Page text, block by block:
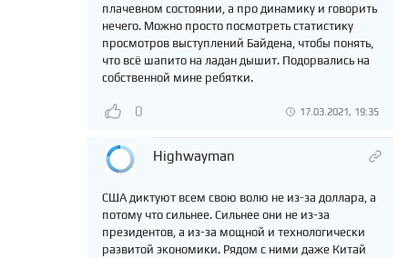
плачевном состоянии, а про динамику и говорить
нечего. Можно просто посмотреть статистику
просмотров выступлений Байдена, чтобы понять,
что всё шапито на ладан дышит. Подорвались на
собственной мине ребятки.
0 17.03.2021, 19:35
Highwayman
США диктуют всем свою волю не из-за доллара, а
потому что сильнее. Сильнее они не из-за
президентов, а из-за мощной и технологически
развитой экономики. Рядом с ними даже Китай